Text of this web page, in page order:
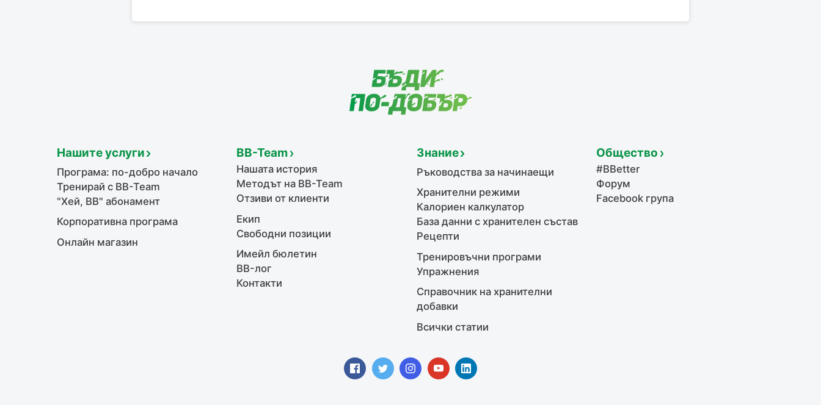
Нашите услуги
Програма: по-добро начало
Тренирай с BB-Team
"Хей, ВВ" абонамент
Корпоративна програма
Онлайн магазин
BB-Team
Нашата история
Методът на BB-Team
Отзиви от клиенти
Екип
Свободни позиции
Имейл бюлетин
BB-лог
Контакти
Знание
Ръководства за начинаещи
Хранителни режими
Калориен калкулатор
База данни с хранителен състав
Рецепти
Тренировъчни програми
Упражнения
Справочник на хранителни
добавки
Всички статии
Общество
#BBetter
Форум
Facebook група